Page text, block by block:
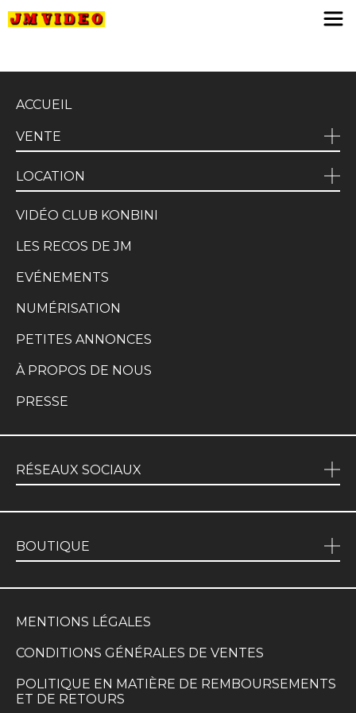
ACCUEIL
VENTE
LOCATION
VIDÉO CLUB KONBINI
LES RECOS DE JM
EVÉNEMENTS
NUMÉRISATION
PETITES ANNONCES
À PROPOS DE NOUS
PRESSE
RÉSEAUX SOCIAUX
BOUTIQUE
MENTIONS LÉGALES
CONDITIONS GÉNÉRALES DE VENTES
POLITIQUE EN MATIÈRE DE REMBOURSEMENTS
ET DE RETOURS